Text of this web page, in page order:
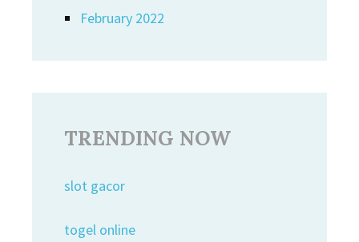
February 2022
TRENDING NOW
slot gacor
togel online